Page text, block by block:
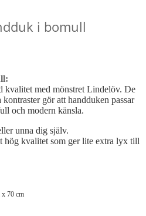
i bomull
kr
kvalitet med mönstret Lindelöv. De
gör att handduken passar
och modern känsla.
unna dig själv.
hög kvalitet som ger lite extra lyx till
x 70 cm